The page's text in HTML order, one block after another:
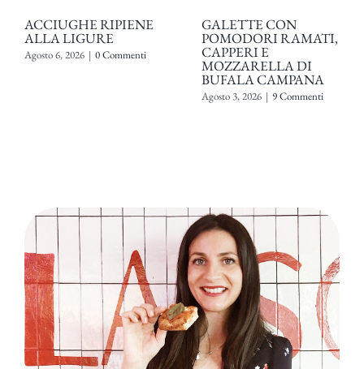
ACCIUGHE RIPIENE
ALLA LIGURE
Agosto 6, 2026 | 0 Commenti
GALETTE CON
POMODORI RAMATI,
CAPPERI E
MOZZARELLA DI
BUFALA CAMPANA
Agosto 3, 2026 | 9 Commenti